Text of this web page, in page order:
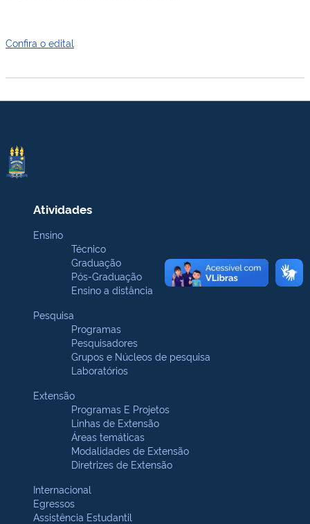
Confira o edital
Atividades
Ensino
Técnico
Graduação
Pós-Graduação
Ensino a distância
Pesquisa
Programas
Pesquisadores
Grupos e Núcleos de pesquisa
Laboratórios
Extensão
Programas E Projetos
Linhas de Extensão
Áreas temáticas
Modalidades de Extensão
Diretrizes de Extensão
Internacional
Egressos
Assistência Estudantil